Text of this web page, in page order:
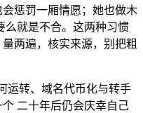
惩罚一厢情愿；她也做木
么就是不合。这两种习惯
两遍，核实来源，别把粗
运转、域名代币化与转手
二十年后仍会庆幸自己